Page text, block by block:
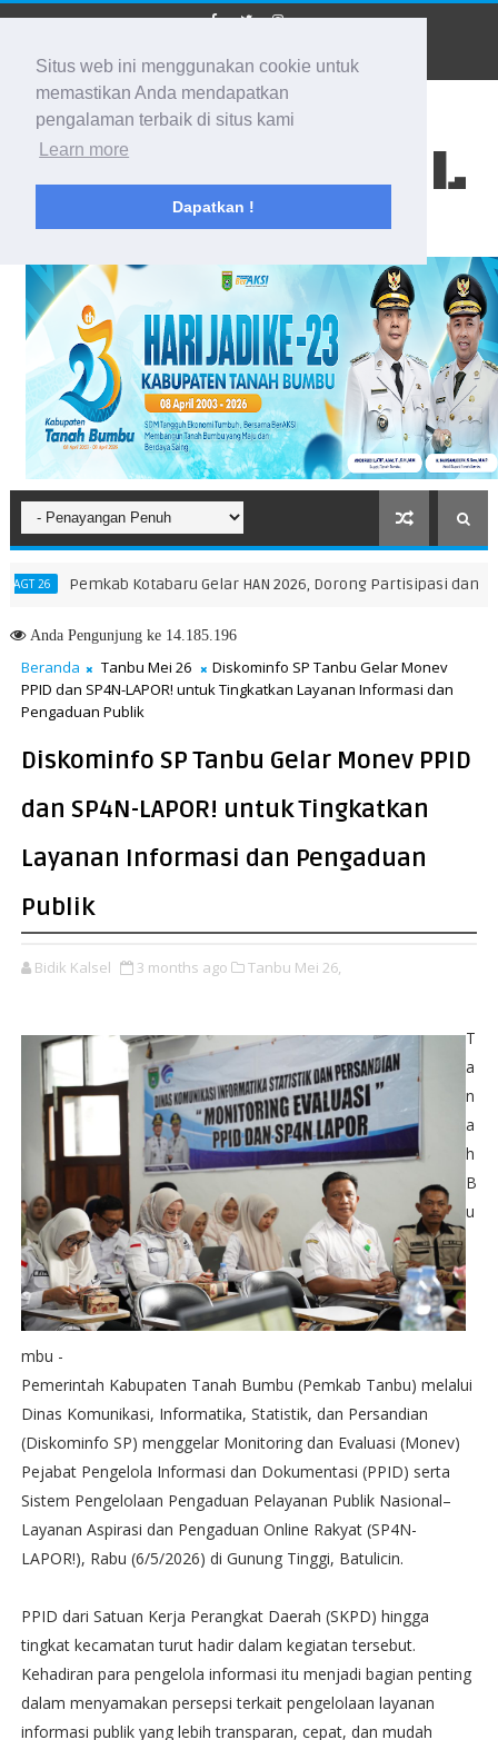
Situs web ini menggunakan cookie untuk
memastikan Anda mendapatkan
pengalaman terbaik di situs kami
Learn more
Dapatkan !
BIDIK KALSEL
Membidik Ke Segala Arah
Pemkab Kotabaru Gelar HAN 2026, Dorong Partisipasi dan
AndaPengunjung ke 14.185.196
Beranda Tanbu Mei 26
Diskominfo SP Tanbu Gelar Monev
PPID dan SP4N-LAPOR! untuk Tingkatkan Layanan Informasi dan
Pengaduan Publik
Diskominfo SP Tanbu Gelar Monev PPID
dan SP4N-LAPOR! untuk Tingkatkan
Layanan Informasi dan Pengaduan
Publik
Bidik Kalsel 3 months ago Tanbu Mei 26,
T
a
n
a
h
B
u
mbu -
Pemerintah Kabupaten Tanah Bumbu (Pemkab Tanbu) melalui
Dinas Komunikasi, Informatika, Statistik, dan Persandian
(Diskominfo SP) menggelar Monitoring dan Evaluasi (Monev)
Pejabat Pengelola Informasi dan Dokumentasi (PPID) serta
Sistem Pengelolaan Pengaduan Pelayanan Publik Nasional–
Layanan Aspirasi dan Pengaduan Online Rakyat (SP4N-
LAPOR!), Rabu (6/5/2026) di Gunung Tinggi, Batulicin.
PPID dari Satuan Kerja Perangkat Daerah (SKPD) hingga
tingkat kecamatan turut hadir dalam kegiatan tersebut.
Kehadiran para pengelola informasi itu menjadi bagian penting
dalam menyamakan persepsi terkait pengelolaan layanan
informasi publik yang lebih transparan, cepat, dan mudah